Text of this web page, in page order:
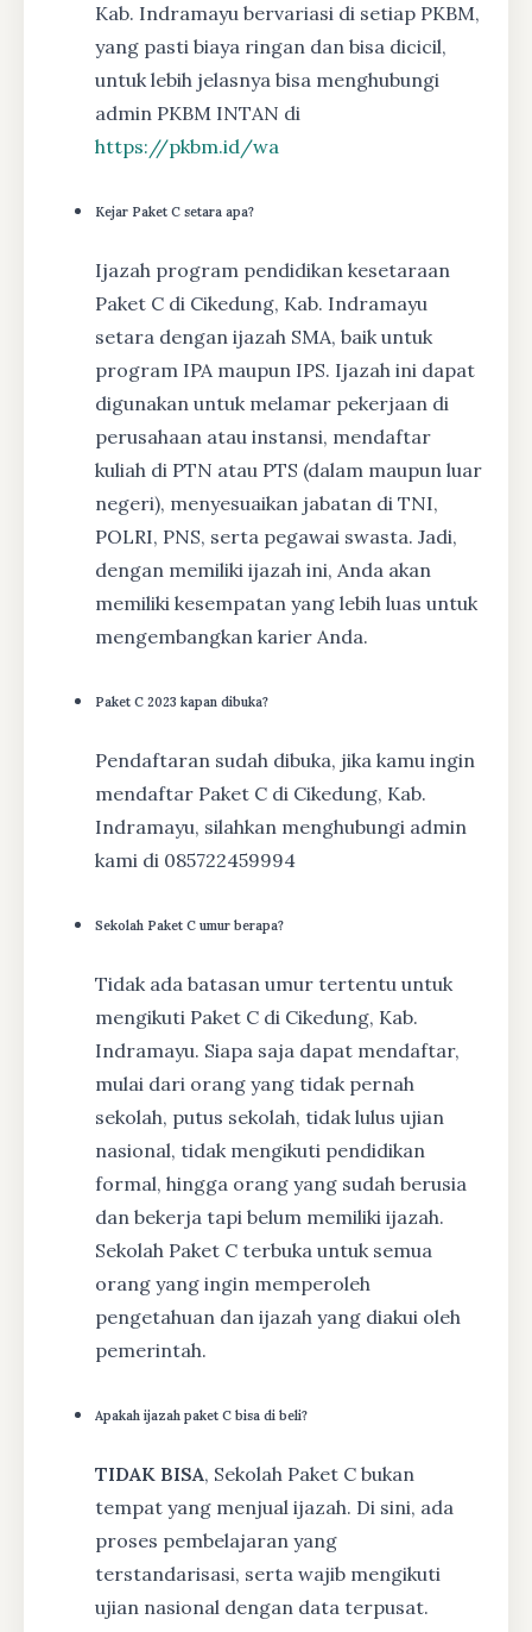
Kab. Indramayu bervariasi di setiap PKBM,
yang pasti biaya ringan dan bisa dicicil,
untuk lebih jelasnya bisa menghubungi
admin PKBM INTAN di
https://pkbm.id/wa
Kejar Paket C setara apa?
Ijazah program pendidikan kesetaraan
Paket C di Cikedung, Kab. Indramayu
setara dengan ijazah SMA, baik untuk
program IPA maupun IPS. Ijazah ini dapat
digunakan untuk melamar pekerjaan di
perusahaan atau instansi, mendaftar
kuliah di PTN atau PTS (dalam maupun luar
negeri), menyesuaikan jabatan di TNI,
POLRI, PNS, serta pegawai swasta. Jadi,
dengan memiliki ijazah ini, Anda akan
memiliki kesempatan yang lebih luas untuk
mengembangkan karier Anda.
Paket C 2023 kapan dibuka?
Pendaftaran sudah dibuka, jika kamu ingin
mendaftar Paket C di Cikedung, Kab.
Indramayu, silahkan menghubungi admin
kami di 085722459994
Sekolah Paket C umur berapa?
Tidak ada batasan umur tertentu untuk
mengikuti Paket C di Cikedung, Kab.
Indramayu. Siapa saja dapat mendaftar,
mulai dari orang yang tidak pernah
sekolah, putus sekolah, tidak lulus ujian
nasional, tidak mengikuti pendidikan
formal, hingga orang yang sudah berusia
dan bekerja tapi belum memiliki ijazah.
Sekolah Paket C terbuka untuk semua
orang yang ingin memperoleh
pengetahuan dan ijazah yang diakui oleh
pemerintah.
Apakah ijazah paket C bisa di beli?
TIDAK BISA, Sekolah Paket C bukan
tempat yang menjual ijazah. Di sini, ada
proses pembelajaran yang
terstandarisasi, serta wajib mengikuti
ujian nasional dengan data terpusat.